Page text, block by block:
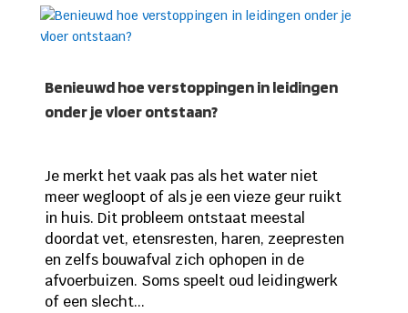
Benieuwd hoe verstoppingen in leidingen
onder je vloer ontstaan?
Je merkt het vaak pas als het water niet
meer wegloopt of als je een vieze geur ruikt
in huis. Dit probleem ontstaat meestal
doordat vet, etensresten, haren, zeepresten
en zelfs bouwafval zich ophopen in de
afvoerbuizen. Soms speelt oud leidingwerk
of een slecht...